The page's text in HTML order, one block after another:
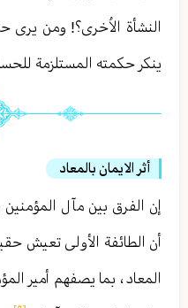
النشأة الاُخرى؟! ومن يرى
ينكر حكمته المستلزمة
أثر الايمان بالمعاد
إن الفرق بين مآل المؤمنين
أن الطائفة الأولى تعيش
المعاد ، بما يصفهم أمير